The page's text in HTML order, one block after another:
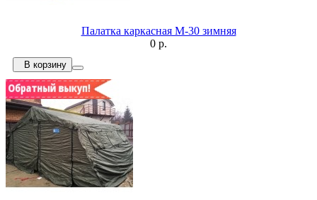
Палатка каркасная М-30 зимняя
0 р.
В корзину